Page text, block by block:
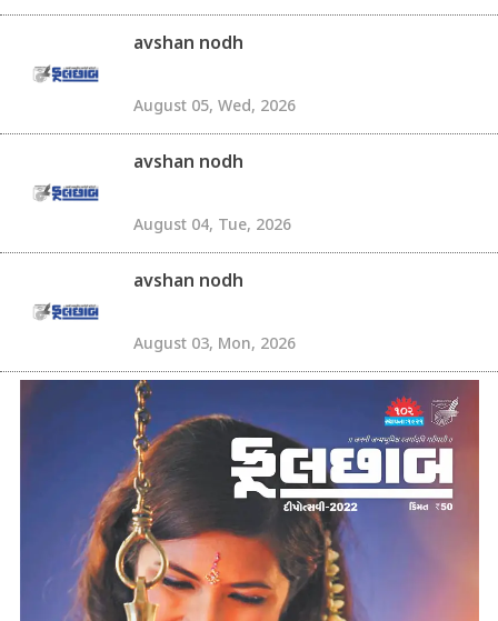
avshan nodh
August 05, Wed, 2026
avshan nodh
August 04, Tue, 2026
avshan nodh
August 03, Mon, 2026